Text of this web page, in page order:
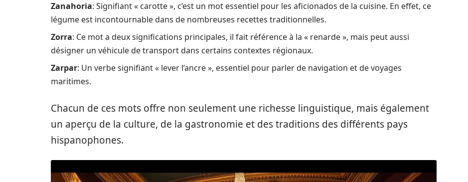
Zanahoria: Signifiant « carotte », c’est un mot essentiel pour les aficionados de la cuisine. En effet, ce
légume est incontournable dans de nombreuses recettes traditionnelles.
Zorra: Ce mot a deux significations principales, il fait référence à la « renarde », mais peut aussi
désigner un véhicule de transport dans certains contextes régionaux.
Zarpar: Un verbe signifiant « lever l’ancre », essentiel pour parler de navigation et de voyages
maritimes.
Chacun de ces mots offre non seulement une richesse linguistique, mais également
un aperçu de la culture, de la gastronomie et des traditions des différents pays
hispanophones.